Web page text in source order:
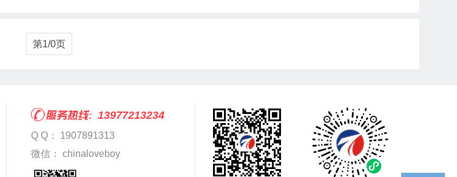
第1/0页
13977213234
Q Q： 1907891313
微信： chinaloveboy